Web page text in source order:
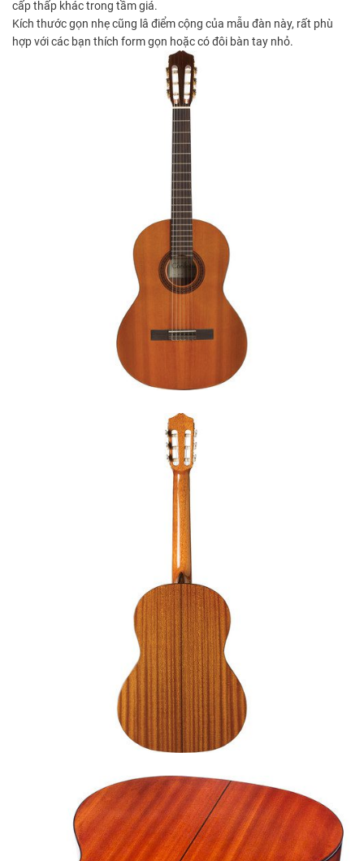
cấp thấp khác trong tầm giá.
Kích thước gọn nhẹ cũng lâ điểm cộng của mẫu đàn này, rất phù
hợp với các bạn thích form gọn hoặc có đôi bàn tay nhỏ.